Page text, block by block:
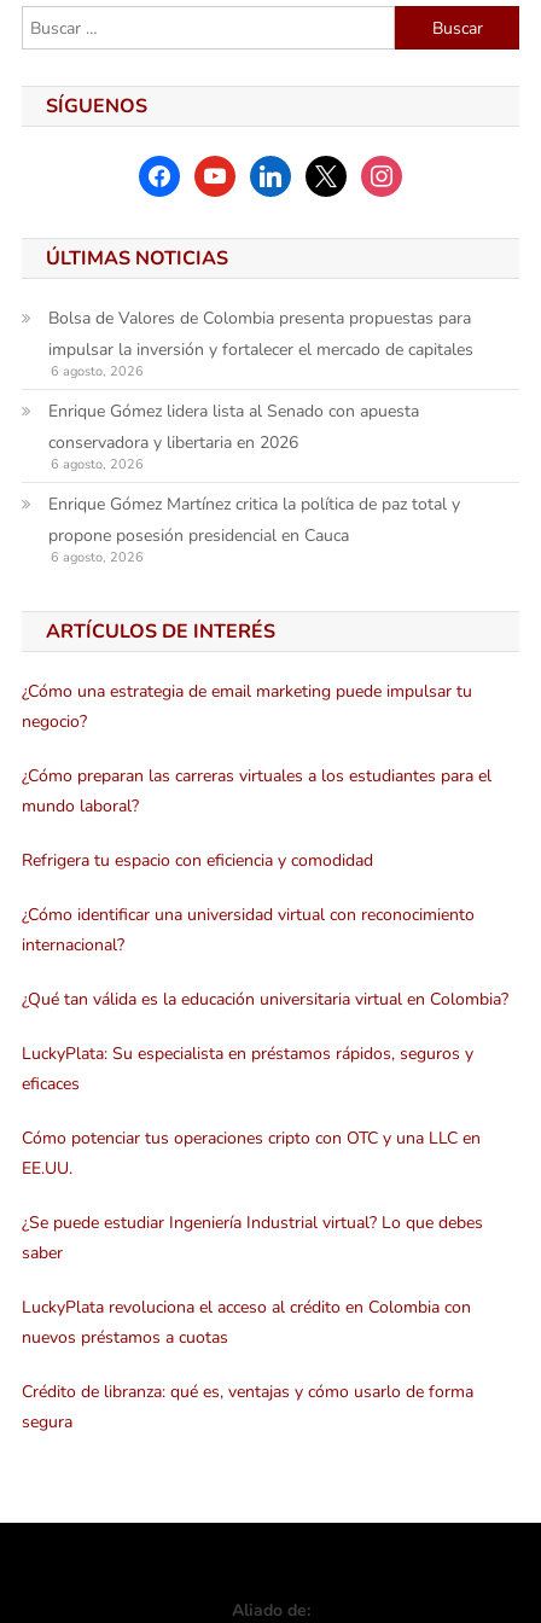
Buscar:
SÍGUENOS
facebookyoutubelinkedinx instagram
ÚLTIMAS NOTICIAS
Bolsa de Valores de Colombia presenta propuestas para
impulsar la inversión y fortalecer el mercado de capitales
6 agosto, 2026
Enrique Gómez lidera lista al Senado con apuesta
conservadora y libertaria en 2026
6 agosto, 2026
Enrique Gómez Martínez critica la política de paz total y
propone posesión presidencial en Cauca
6 agosto, 2026
ARTÍCULOS DE INTERÉS
¿Cómo una estrategia de email marketing puede impulsar tu
negocio?
¿Cómo preparan las carreras virtuales a los estudiantes para el
mundo laboral?
Refrigera tu espacio con eficiencia y comodidad
¿Cómo identificar una universidad virtual con reconocimiento
internacional?
¿Qué tan válida es la educación universitaria virtual en Colombia?
LuckyPlata: Su especialista en préstamos rápidos, seguros y
eficaces
Cómo potenciar tus operaciones cripto con OTC y una LLC en
EE.UU.
¿Se puede estudiar Ingeniería Industrial virtual? Lo que debes
saber
LuckyPlata revoluciona el acceso al crédito en Colombia con
nuevos préstamos a cuotas
Crédito de libranza: qué es, ventajas y cómo usarlo de forma
segura
Aliado de: